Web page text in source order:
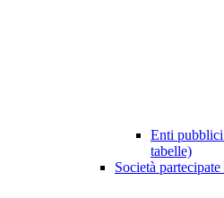
Enti
tabelle)
Società partecipate